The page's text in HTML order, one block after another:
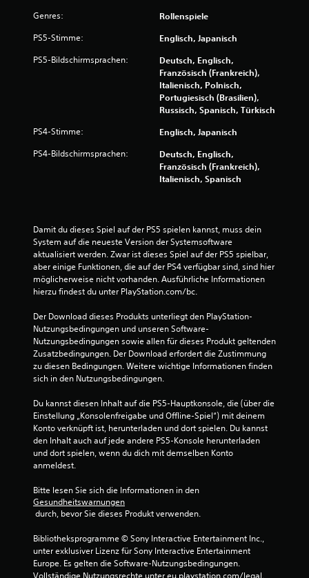
Genres: Rollenspiele
PS5-Stimme: Englisch, Japanisch
PS5-Bildschirmsprachen:
Deutsch, Englisch,
Französisch (Frankreich),
Italienisch, Polnisch,
Portugiesisch (Brasilien),
Russisch, Spanisch, Türkisch
PS4-Stimme: Englisch, Japanisch
PS4-Bildschirmsprachen:
Deutsch, Englisch,
Französisch (Frankreich),
Italienisch, Spanisch
Damit du dieses Spiel auf der PS5 spielen kannst, muss dein
System auf die neueste Version der Systemsoftware
aktualisiert werden. Zwar ist dieses Spiel auf der PS5 spielbar,
aber einige Funktionen, die auf der PS4 verfügbar sind, sind hier
möglicherweise nicht vorhanden. Ausführliche Informationen
hierzu findest du unter PlayStation.com/bc.
Der Download dieses Produkts unterliegt den PlayStation-
Nutzungsbedingungen und unseren Software-
Nutzungsbedingungen sowie allen für dieses Produkt geltenden
Zusatzbedingungen. Der Download erfordert die Zustimmung
zu diesen Bedingungen. Weitere wichtige Informationen finden
sich in den Nutzungsbedingungen.
Du kannst diesen Inhalt auf die PS5-Hauptkonsole, die (über die
Einstellung „Konsolenfreigabe und Offline-Spiel“) mit deinem
Konto verknüpft ist, herunterladen und dort spielen. Du kannst
den Inhalt auch auf jede andere PS5-Konsole herunterladen
und dort spielen, wenn du dich mit demselben Konto
anmeldest.
Bitte lesen Sie sich die Informationen in den
Gesundheitswarnungen
durch, bevor Sie dieses Produkt verwenden.
Bibliotheksprogramme © Sony Interactive Entertainment Inc.,
unter exklusiver Lizenz für Sony Interactive Entertainment
Europe. Es gelten die Software-Nutzungsbedingungen.
Vollständige Nutzungsrechte unter eu.playstation.com/legal.